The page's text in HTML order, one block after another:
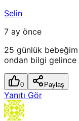
Selin
7 ay önce
25 günlük
ondan bilgi
0 Paylaş
Yanıtı Gör